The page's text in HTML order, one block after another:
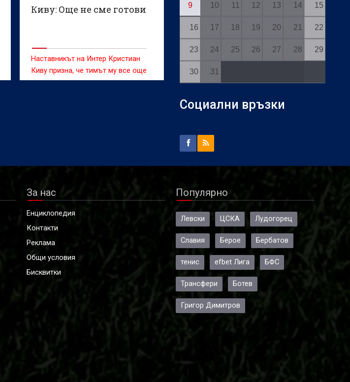
Киву: Още не сме готови
Наставникът на Интер Кристиан
Киву призна, че тимът му все още
не е готов за началото на новия
9 10 11 12 13 14 15
16 17 18 19 20 21 22
23 24 25 26 27 28 29
30 31
Социални връзки
За нас
Енциклопедия
Контакти
Реклама
Общи условия
Бисквитки
Популярно
Левски ЦСКА Лудогорец
Славия Берое Бербатов
тенис efbet Лига БФС
Трансфери Ботев
Григор Димитров